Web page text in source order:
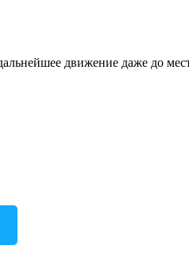
движение даже до